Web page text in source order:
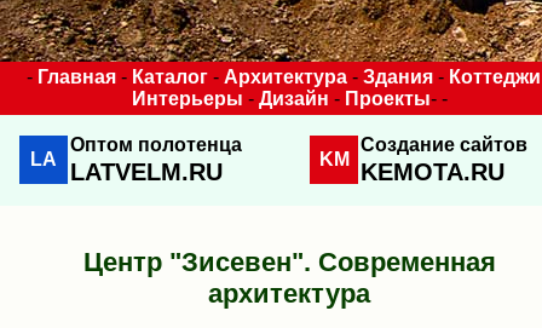
- Главная - Каталог - Архитектура - Здания - Коттеджи
Интерьеры - Дизайн - Проекты- -
LA
Оптом полотенца
LATVELM.RU KM
Создание сайтов
KEMOTA.RU
Центр "Зисевен". Современная
архитектура